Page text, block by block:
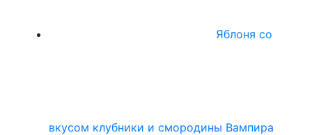
Яблоня со
вкусом клубники и смородины Вампира